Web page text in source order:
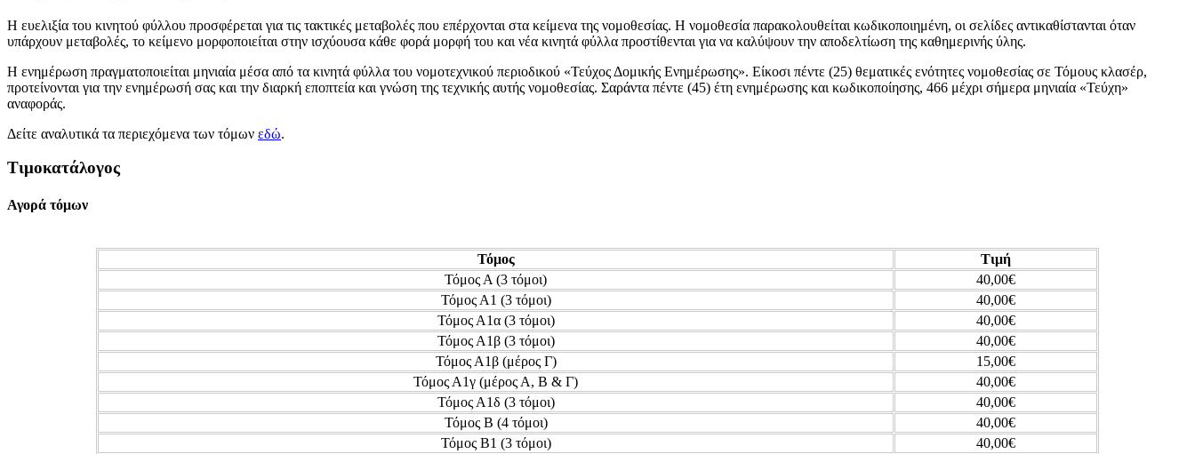
Η ευελιξία του κινητού φύλλου προσφέρεται για τις τακτικές μεταβολές που επέρχονται στα κείμενα της νομοθεσίας. Η νομοθεσία παρακολουθείται κωδικοποιημένη, οι σελίδες αντικαθίστανται όταν
υπάρχουν μεταβολές, το κείμενο μορφοποιείται στην ισχύουσα κάθε φορά μορφή του και νέα κινητά φύλλα προστίθενται για να καλύψουν την αποδελτίωση της καθημερινής ύλης.
Η ενημέρωση πραγματοποιείται μηνιαία μέσα από τα κινητά φύλλα του νομοτεχνικού περιοδικού «Τεύχος Δομικής Ενημέρωσης». Είκοσι πέντε (25) θεματικές ενότητες νομοθεσίας σε Τόμους κλασέρ,
προτείνονται για την ενημέρωσή σας και την διαρκή εποπτεία και γνώση της τεχνικής αυτής νομοθεσίας. Σαράντα πέντε (45) έτη ενημέρωσης και κωδικοποίησης, 466 μέχρι σήμερα μηνιαία «Τεύχη»
αναφοράς.
Δείτε αναλυτικά τα περιεχόμενα των τόμων εδώ.
Τιμοκατάλογος
Αγορά τόμων
Τόμος
Τιμή
Τόμος Α (3 τόμοι)
40,00€
Τόμος Α1 (3 τόμοι)
40,00€
Τόμος Α1α(3 τόμοι)
40,00€
Τόμος Α1β(3 τόμοι)
40,00€
Τόμος Α1β(μέρος Γ)
15,00€
Τόμος Α1γ (μέρος Α, Β & Γ)
40,00€
Τόμος Α1δ (3 τόμοι)
40,00€
Τόμος Β (4 τόμοι)
40,00€
Τόμος Β1 (3 τόμοι)
40,00€